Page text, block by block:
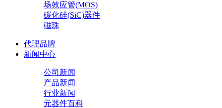
场效应管(MOS)
碳化硅(SiC)器件
磁珠
代理品牌
新闻中心
公司新闻
产品新闻
行业新闻
元器件百科